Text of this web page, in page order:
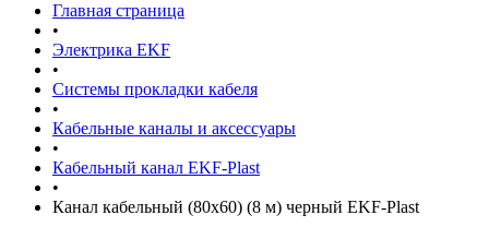
Главная страница
•
Электрика EKF
•
Системы прокладки кабеля
•
Кабельные каналы и аксессуары
•
Кабельный канал EKF-Plast
•
Канал кабельный (80х60) (8 м) черный EKF-Plast